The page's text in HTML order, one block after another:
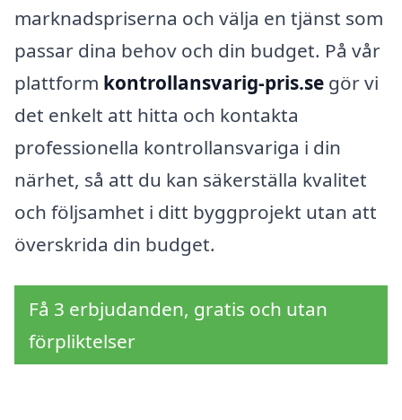
marknadspriserna och välja en tjänst som
passar dina behov och din budget. På vår
plattform kontrollansvarig-pris.se gör vi
det enkelt att hitta och kontakta
professionella kontrollansvariga i din
närhet, så att du kan säkerställa kvalitet
och följsamhet i ditt byggprojekt utan att
överskrida din budget.
Få 3 erbjudanden, gratis och utan
förpliktelser